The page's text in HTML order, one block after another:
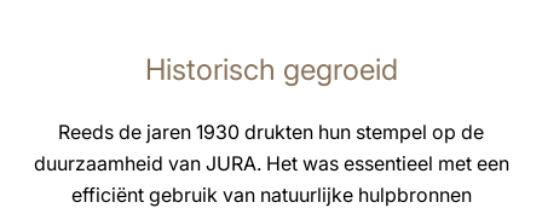
Historisch gegroeid
Reeds de jaren 1930 drukten hun stempel op de
duurzaamheid van JURA. Het was essentieel met een
efficiënt gebruik van natuurlijke hulpbronnen